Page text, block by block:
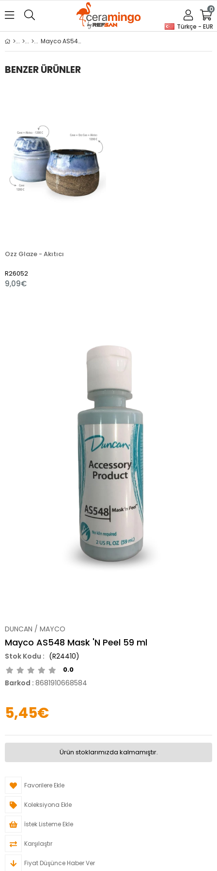
Türkçe - EUR
0
Mayco AS548 Mask 'N Peel 59 ml
BENZER ÜRÜNLER
Ozz Glaze - Akıtıcı
R26052
9,09€
DUNCAN / MAYCO
Mayco AS548 Mask 'N Peel 59 ml
(R24410)
0.0
Barkod : 8681910668584
5,45€
Ürün stoklarımızda kalmamıştır.
Favorilere Ekle
Koleksiyona Ekle
İstek Listeme Ekle
Karşılaştır
Fiyat Düşünce Haber Ver